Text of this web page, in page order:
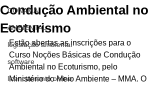
CONAMA
AMBIENTAL
legislação ambiental
software
licenciamento online
Condução Ambiental no
Ecoturismo
Estão abertas as inscrições para o
Curso Noções Básicas de Condução
Ambiental no Ecoturismo, pelo
Ministério do Meio Ambiente – MMA. O